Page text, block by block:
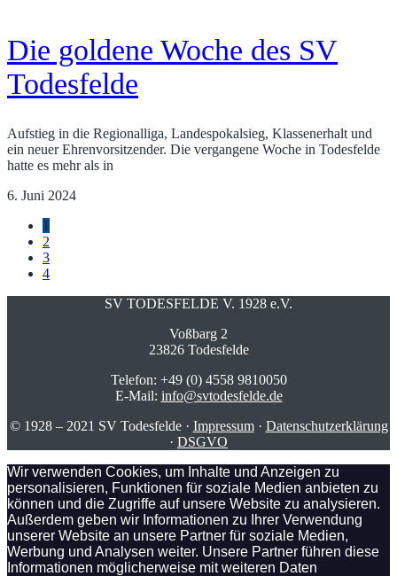
Die goldene Woche des SV
Todesfelde
Aufstieg in die Regionalliga, Landespokalsieg, Klassenerhalt und
ein neuer Ehrenvorsitzender. Die vergangene Woche in Todesfelde
hatte es mehr als in
6. Juni 2024
1
2
3
4
SV TODESFELDE V. 1928 e.V.
Voßbarg 2
23826 Todesfelde
Telefon: +49 (0) 4558 9810050
E-Mail: info@svtodesfelde.de
© 1928 – 2021 SV Todesfelde · Impressum· Datenschutzerklärung
· DSGVO
Wir verwenden Cookies, um Inhalte und Anzeigen zu
personalisieren, Funktionen für soziale Medien anbieten zu
können und die Zugriffe auf unsere Website zu analysieren.
Außerdem geben wir Informationen zu Ihrer Verwendung
unserer Website an unsere Partner für soziale Medien,
Werbung und Analysen weiter. Unsere Partner führen diese
Informationen möglicherweise mit weiteren Daten